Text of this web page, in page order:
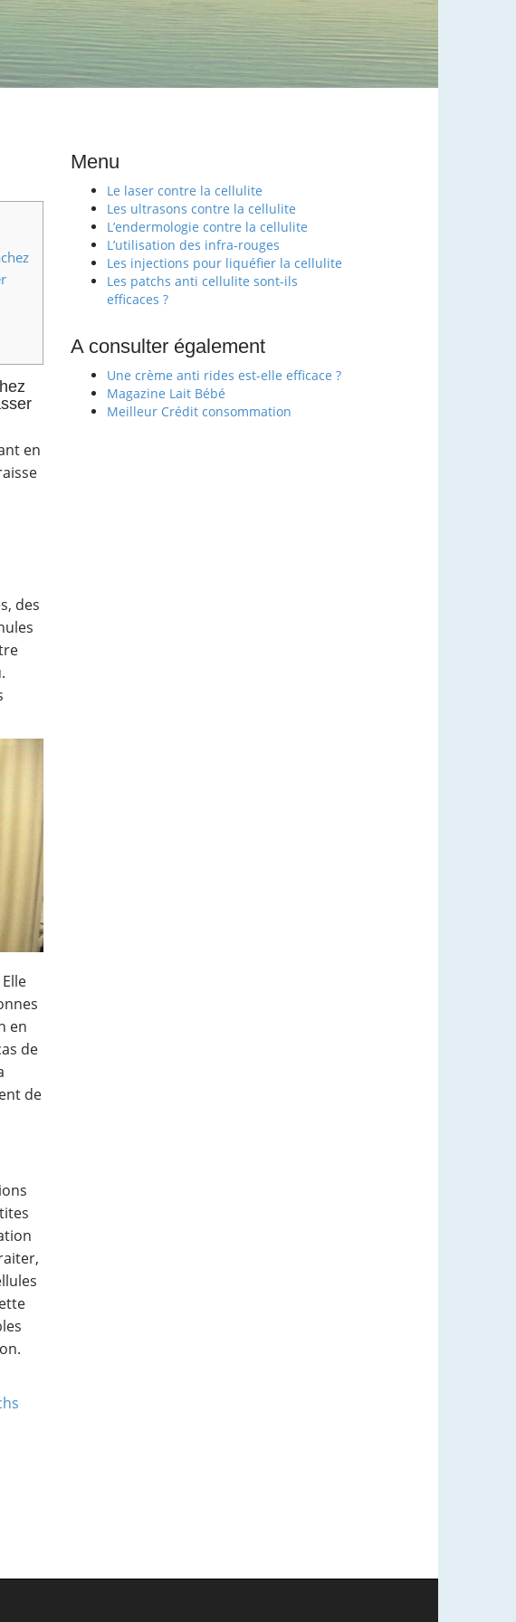
en
des
en
de
de
Menu
Le laser contre la cellulite
Les ultrasons contre la cellulite
L’endermologie contre la cellulite
L’utilisation des infra-rouges
Les injections pour liquéfier la cellulite
Les patchs anti cellulite sont-ils
efficaces ?
A consulter également
Une crème anti rides est-elle efficace ?
Magazine Lait Bébé
Meilleur Crédit consommation